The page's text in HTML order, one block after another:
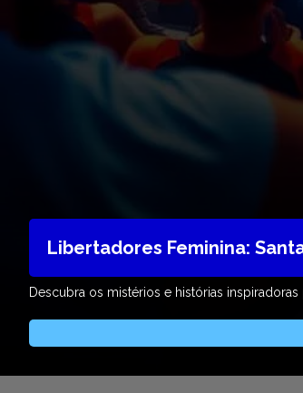
Libertadores Feminina:
Descubra os mistérios e histórias